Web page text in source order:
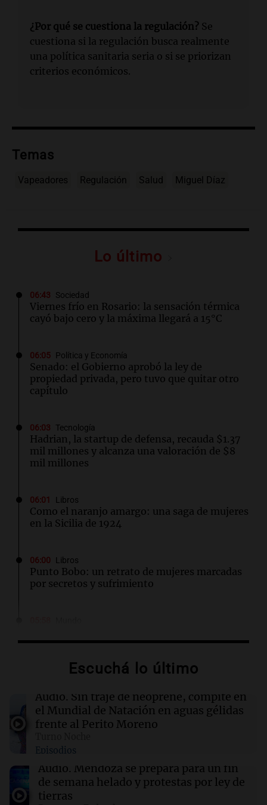
¿Por qué se cuestiona la regulación? Se
cuestiona si la regulación busca realmente
una política sanitaria seria o si se priorizan
criterios económicos.
Temas
Vapeadores Regulación Salud Miguel Díaz
Lo último
06:43 Sociedad
Viernes frío en Rosario: la sensación térmica
cayó bajo cero y la máxima llegará a 15°C
06:05 Política y Economía
Senado: el Gobierno aprobó la ley de
propiedad privada, pero tuvo que quitar otro
capítulo
06:03 Tecnología
Hadrian, la startup de defensa, recauda $1.37
mil millones y alcanza una valoración de $8
mil millones
06:01 Libros
Como el naranjo amargo: una saga de mujeres
en la Sicilia de 1924
06:00 Libros
Punto Bobo: un retrato de mujeres marcadas
por secretos y sufrimiento
corrección de datos por parte del Ministerio
05:31 Ciencia
El AMOC se mantuvo fuerte mientras una
importante corriente oceánica casi se detuvo
04:00 Deportes
Polémica en el running: bloquean a
corredores que no paguen inscripción y donan
a hospitales
Escuchá lo último
Audio. Sin traje de neoprene, compite en
el Mundial de Natación en aguas gélidas
frente al Perito Moreno
Episodios
Audio. Mendoza se prepara para un fin
de semana helado y protestas por ley de
tierras